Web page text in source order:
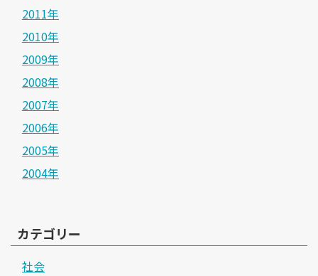
2011年
2010年
2009年
2008年
2007年
2006年
2005年
2004年
カテゴリー
社会